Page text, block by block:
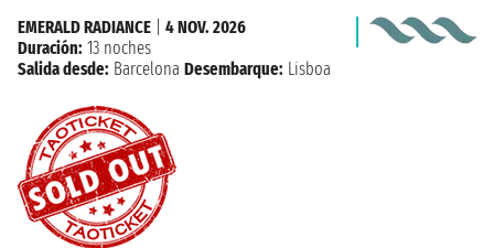
EMERALD RADIANCE
4 NOV. 2026
Duración: 13 noches
Salida desde: Barcelona Desembarque: Lisboa